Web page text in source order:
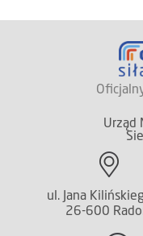
Urząd
ul. Jana
26-600